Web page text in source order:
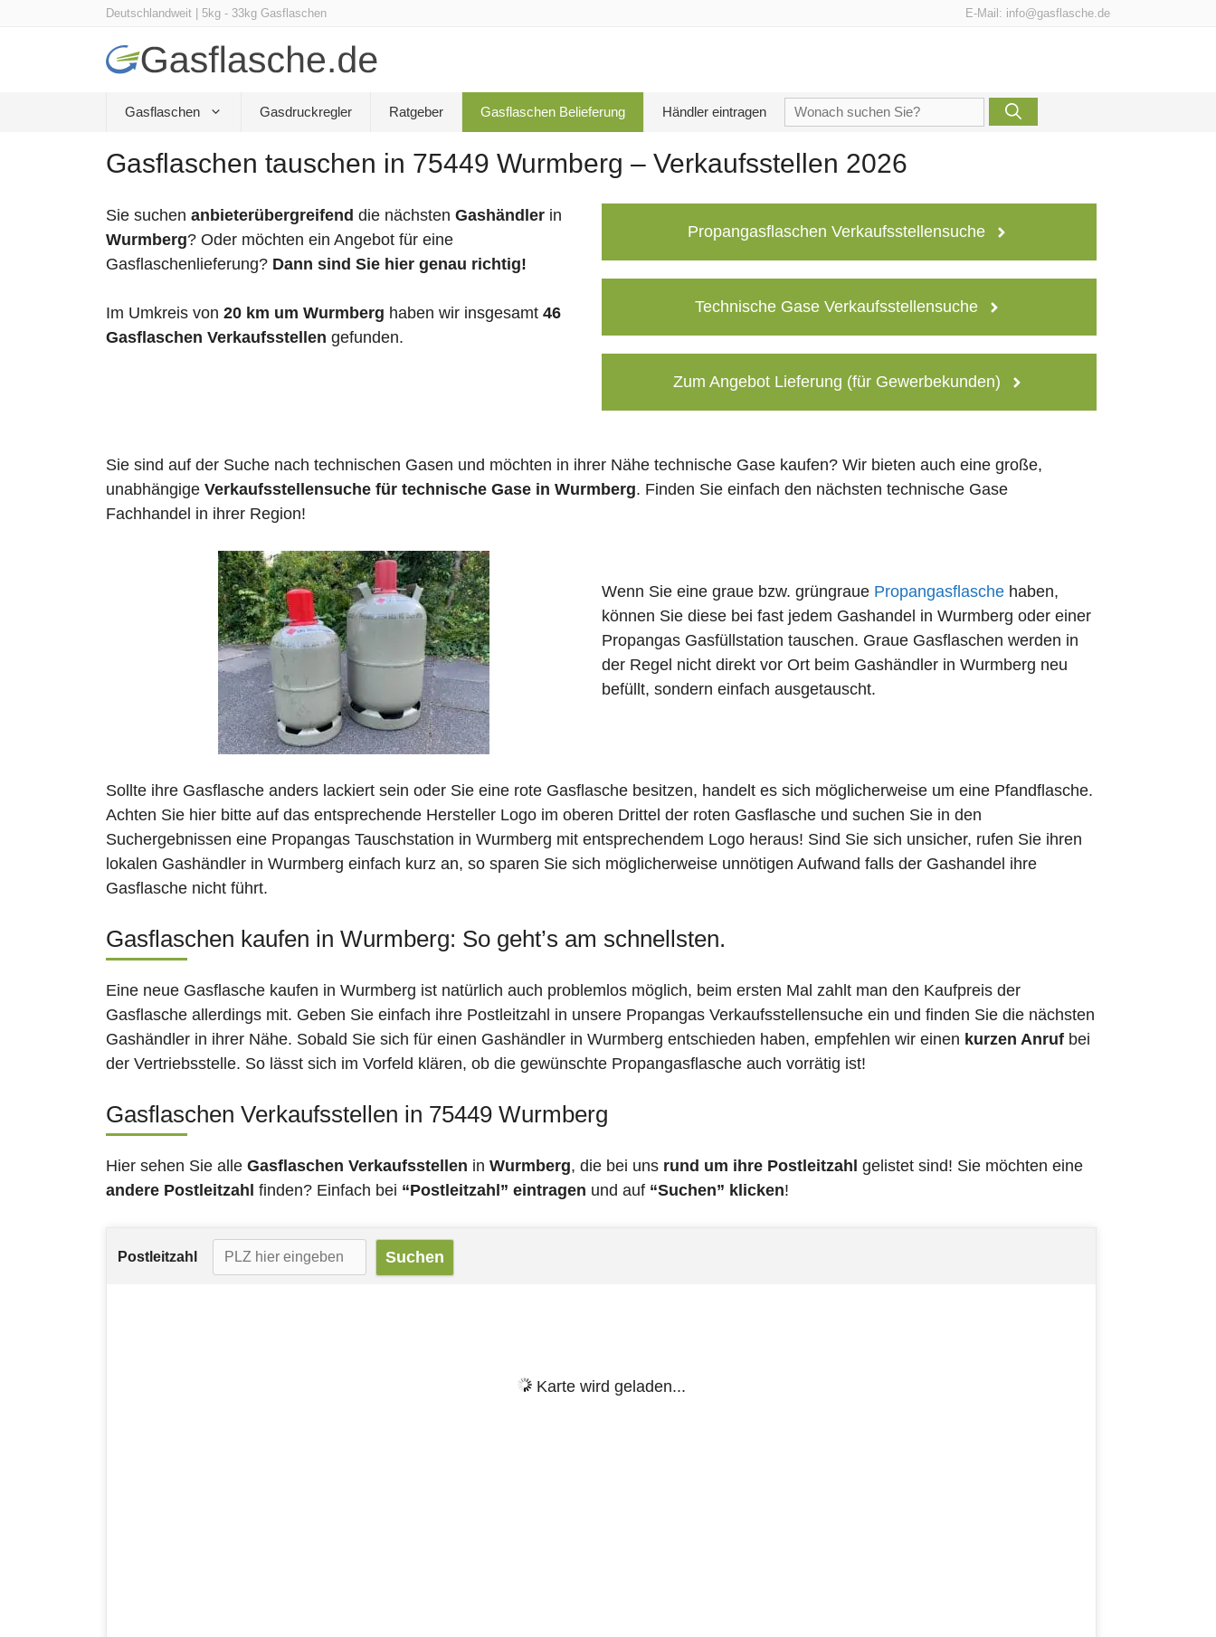
E-Mail: info@gasflasche.de
Deutschlandweit | 5kg - 33kg Gasflaschen
Gasflaschen Gasdruckregler Ratgeber Gasflaschen Belieferung Händler eintragen
Suche
Gasflaschen tauschen in 75449 Wurmberg – Verkaufsstellen 2026
Sie suchen anbieterübergreifend die nächsten Gashändler in
Wurmberg? Oder möchten ein Angebot für eine
Gasflaschenlieferung? Dann sind Sie hier genau richtig!
Im Umkreis von 20 km um Wurmberg haben wir insgesamt 46
Gasflaschen Verkaufsstellen gefunden.
Propangasflaschen Verkaufsstellensuche
Technische Gase Verkaufsstellensuche
Zum Angebot Lieferung (für Gewerbekunden)
Sie sind auf der Suche nach technischen Gasen und möchten in ihrer Nähe technische Gase kaufen? Wir bieten auch eine große,
unabhängige Verkaufsstellensuche für technische Gase in Wurmberg. Finden Sie einfach den nächsten technische Gase
Fachhandel in ihrer Region!
Wenn Sie eine graue bzw. grüngraue Propangasflaschehaben,
können Sie diese bei fast jedem Gashandel in Wurmberg oder einer
Propangas Gasfüllstation tauschen. Graue Gasflaschen werden in
der Regel nicht direkt vor Ort beim Gashändler in Wurmberg neu
befüllt, sondern einfach ausgetauscht.
Sollte ihre Gasflasche anders lackiert sein oder Sie eine rote Gasflasche besitzen, handelt es sich möglicherweise um eine Pfandflasche.
Achten Sie hier bitte auf das entsprechende Hersteller Logo im oberen Drittel der roten Gasflasche und suchen Sie in den
Suchergebnissen eine Propangas Tauschstation in Wurmberg mit entsprechendem Logo heraus! Sind Sie sich unsicher, rufen Sie ihren
lokalen Gashändler in Wurmberg einfach kurz an, so sparen Sie sich möglicherweise unnötigen Aufwand falls der Gashandel ihre
Gasflasche nicht führt.
Gasflaschen kaufen in Wurmberg: So geht’s am schnellsten.
Eine neue Gasflasche kaufen in Wurmberg ist natürlich auch problemlos möglich, beim ersten Mal zahlt man den Kaufpreis der
Gasflasche allerdings mit. Geben Sie einfach ihre Postleitzahl in unsere Propangas Verkaufsstellensuche ein und finden Sie die nächsten
Gashändler in ihrer Nähe. Sobald Sie sich für einen Gashändler in Wurmberg entschieden haben, empfehlen wir einen kurzen Anruf bei
der Vertriebsstelle. So lässt sich im Vorfeld klären, ob die gewünschte Propangasflasche auch vorrätig ist!
Gasflaschen Verkaufsstellen in 75449 Wurmberg
Hier sehen Sie alle Gasflaschen Verkaufsstellen in Wurmberg, die bei uns rund um ihre Postleitzahl gelistet sind! Sie möchten eine
andere Postleitzahl finden? Einfach bei “Postleitzahl” eintragen und auf “Suchen” klicken!
Postleitzahl
Karte wird geladen...